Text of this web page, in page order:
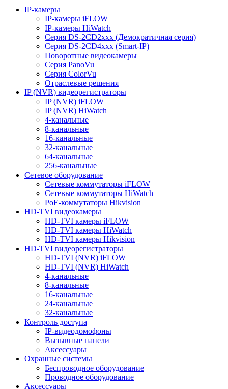
IP-камеры
IP-камеры iFLOW
IP-камеры HiWatch
Серия DS-2CD2xxx (Демократичная серия)
Серия DS-2CD4xxx (Smart-IP)
Поворотные видеокамеры
Серия PanoVu
Серия ColorVu
Отраслевые решения
IP (NVR) видеорегистраторы
IP (NVR) iFLOW
IP (NVR) HiWatch
4-канальные
8-канальные
16-канальные
32-канальные
64-канальные
256-канальные
Сетевое оборудование
Сетевые коммутаторы iFLOW
Сетевые коммутаторы HiWatch
PoE-коммутаторы Hikvision
HD-TVI видеокамеры
HD-TVI камеры iFLOW
HD-TVI камеры HiWatch
HD-TVI камеры Hikvision
HD-TVI видеорегистраторы
HD-TVI (NVR) iFLOW
HD-TVI (NVR) HiWatch
4-канальные
8-канальные
16-канальные
24-канальные
32-канальные
Контроль доступа
IP-видеодомофоны
Вызывные панели
Аксессуары
Охранные системы
Беспроводное оборудование
Проводное оборудование
Аксессуары